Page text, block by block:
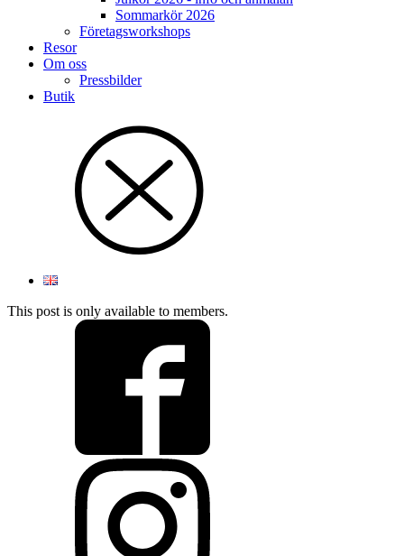
Sommarkör 2026
Företagsworkshops
Resor
Om oss
Pressbilder
Butik
This post is only available to members.